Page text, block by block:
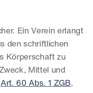
Ein Verein erlangt
den schriftlichen
Körperschaft zu
Mittel und
Art. 60 Abs. 1 ZGB